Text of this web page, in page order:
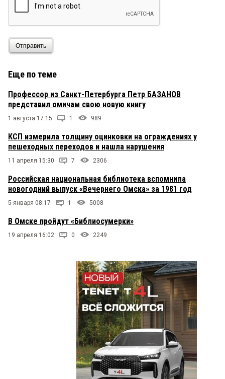
Отправить
Еще по теме
Профессор из Санкт-Петербурга Петр БАЗАНОВ
представил омичам свою новую книгу
1 августа 17:15 1 989
КСП измерила толщину оцинковки на ограждениях у
пешеходных переходов и нашла нарушения
11 апреля 15:30 7 2306
Российская национальная библиотека вспомнила
новогодний выпуск «Вечернего Омска» за 1981 год
5 января 08:17 1 5008
В Омске пройдут «Библиосумерки»
19 апреля 16:02 0 2249